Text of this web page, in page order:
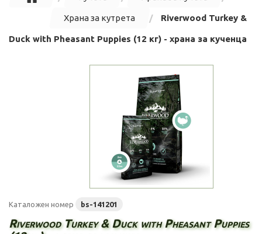
Храна за кутрета Riverwood Turkey &
Duck with Pheasant Puppies (12 кг) - храна за кученца
Каталожен номер bs-141201
Riverwood Turkey & Duck with Pheasant Puppies